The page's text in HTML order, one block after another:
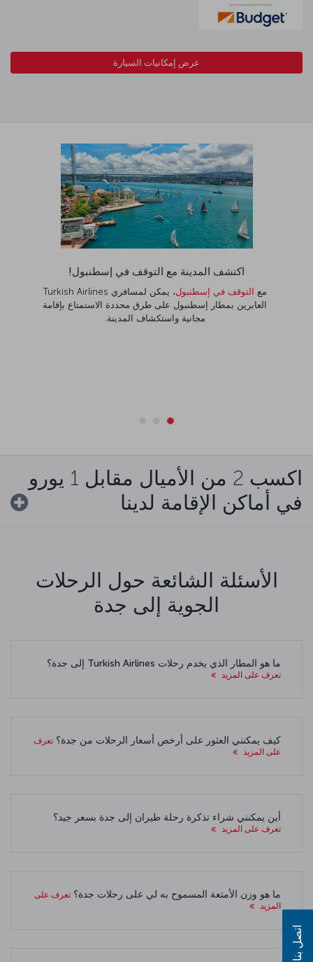
عرض إمكانيات السيارة
اكتشف المدينة مع التوقف في إسطنبول!
مع التوقف في إسطنبول
، يمكن لمسافري Turkish Airlines
العابرين بمطار إسطنبول على طرق محددة الاستمتاع بإقامة
مجانية واستكشاف المدينة.
اكسب 2 من الأميال مقابل 1 يورو
في أماكن الإقامة لدينا
الأسئلة الشائعة حول الرحلات
الجوية إلى جدة
ما هو المطار الذي يخدم رحلات Turkish Airlines إلى جدة؟
تعرف على المزيد
كيف يمكنني العثور على أرخص أسعار الرحلات من جدة؟ تعرف
على المزيد
أين يمكنني شراء تذكرة رحلة طيران إلى جدة بسعر جيد؟
تعرف على المزيد
ما هو وزن الأمتعة المسموح به لي على رحلات جدة؟ تعرف على
المزيد
اتصل بنا